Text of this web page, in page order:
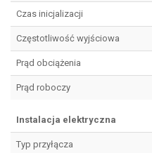
Czas inicjalizacji
Częstotliwość wyjściowa
Prąd obciążenia
Prąd roboczy
Instalacja elektryczna
Typ przyłącza